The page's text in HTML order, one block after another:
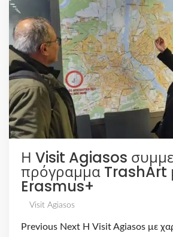
Η Visit Agiasos
πρόγραμμα TrashArt
Erasmus+
Visit Agiasos
Previous Next Η Visit Agiasos με